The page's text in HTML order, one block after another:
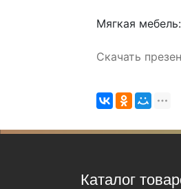
Мягкая
Скачать
Каталог